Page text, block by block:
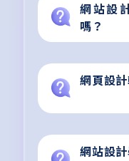
網站設
嗎？
網頁設
網站設